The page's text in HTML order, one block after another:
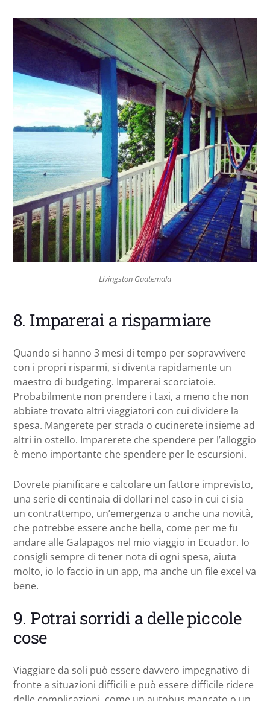
Livingston Guatemala
8. Imparerai a risparmiare
Quando si hanno 3 mesi di tempo per sopravvivere
con i propri risparmi, si diventa rapidamente un
maestro di budgeting. Imparerai scorciatoie.
Probabilmente non prendere i taxi, a meno che non
abbiate trovato altri viaggiatori con cui dividere la
spesa. Mangerete per strada o cucinerete insieme ad
altri in ostello. Imparerete che spendere per l’alloggio
è meno importante che spendere per le escursioni.
Dovrete pianificare e calcolare un fattore imprevisto,
una serie di centinaia di dollari nel caso in cui ci sia
un contrattempo, un’emergenza o anche una novità,
che potrebbe essere anche bella, come per me fu
andare alle Galapagos nel mio viaggio in Ecuador. Io
consigli sempre di tener nota di ogni spesa, aiuta
molto, io lo faccio in un app, ma anche un file excel va
bene.
9. Potrai sorridi a delle piccole
cose
Viaggiare da soli può essere davvero impegnativo di
fronte a situazioni difficili e può essere difficile ridere